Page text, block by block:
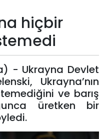
hiçbir
- Ukrayna Devlet
Ukrayna’nın
ve barış
üretken bir